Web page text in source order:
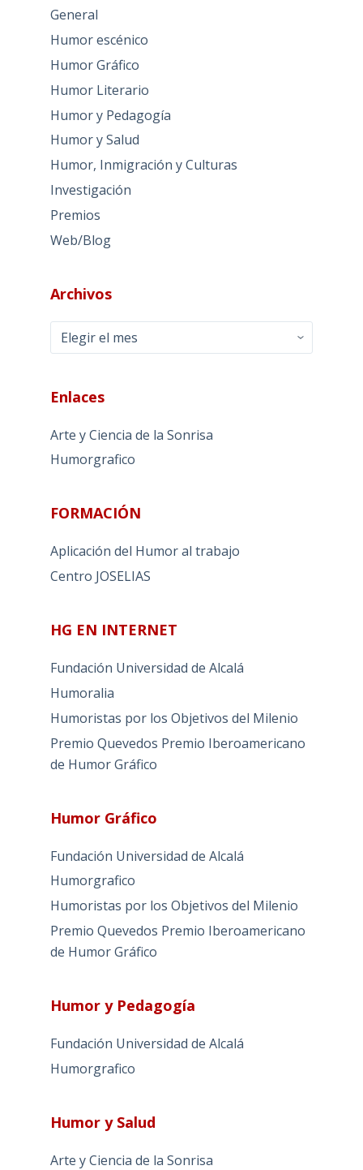
General
Humor escénico
Humor Gráfico
Humor Literario
Humor y Pedagogía
Humor y Salud
Humor, Inmigración y Culturas
Investigación
Premios
Web/Blog
Archivos
Archivos
Enlaces
Arte y Ciencia de la Sonrisa
Humorgrafico
FORMACIÓN
Aplicación del Humor al trabajo
Centro JOSELIAS
HG EN INTERNET
Fundación Universidad de Alcalá
Humoralia
Humoristas por los Objetivos del Milenio
Premio Quevedos Premio Iberoamericano
de Humor Gráfico
Humor Gráfico
Fundación Universidad de Alcalá
Humorgrafico
Humoristas por los Objetivos del Milenio
Premio Quevedos Premio Iberoamericano
de Humor Gráfico
Humor y Pedagogía
Fundación Universidad de Alcalá
Humorgrafico
Humor y Salud
Arte y Ciencia de la Sonrisa